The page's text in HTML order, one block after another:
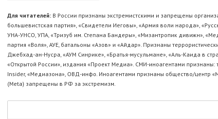
Для читателей: В России признаны экстремистскими и запрещены
большевистская партия», «Свидетели Иеговы», «Армия воли народа»,
УНА-УНСО, УПА, «Тризуб им. Степана Бандеры», «Мизантропик дивижн»,
партия «Воля», АУЕ, батальоны «Азов» и «Айдар». Признаны
Джебхад-ан-Нусра, «АУМ Синрике», «Братья-мусульмане», «Аль-Каида в
«Открытой России», издания «Проект Медиа». СМИ-иноагентами
Insider, «Медиазона», ОВД-инфо. Иноагентами признаны общество/центр
(Metа) запрещены в РФ за экстремизм.